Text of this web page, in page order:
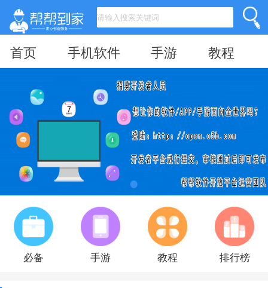
首页 手机软件 手游 教程
必备 手游 教程 排行榜